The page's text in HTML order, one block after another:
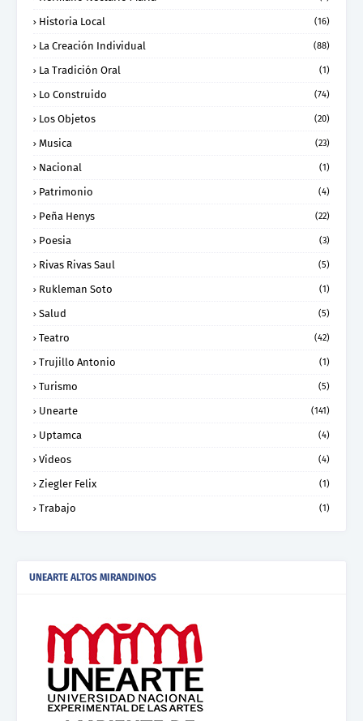
Historia Local (16)
La Creación Individual (88)
La Tradición Oral (1)
Lo Construido (74)
Los Objetos (20)
Musica (23)
Nacional (1)
Patrimonio (4)
Peña Henys (22)
Poesia (3)
Rivas Rivas Saul (5)
Rukleman Soto (1)
Salud (5)
Teatro (42)
Trujillo Antonio (1)
Turismo (5)
Unearte (141)
Uptamca (4)
Videos (4)
Ziegler Felix (1)
Trabajo (1)
UNEARTE ALTOS MIRANDINOS